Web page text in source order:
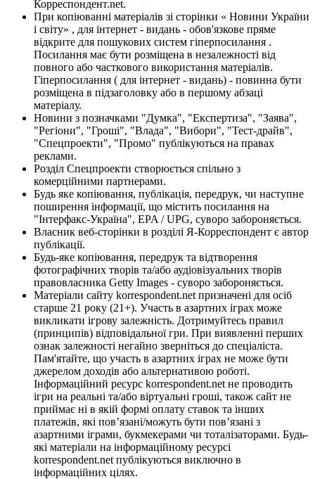
Корреспондент.net.
При копіюванні матеріалів зі сторінки « Новини України
і світу» , для інтернет - видань - обов'язкове пряме
відкрите для пошукових систем гіперпосилання .
Посилання має бути розміщена в незалежності від
повного або часткового використання матеріалів.
Гіперпосилання ( для інтернет - видань) - повинна бути
розміщена в підзаголовку або в першому абзаці
матеріалу.
Новини з позначками "Думка", "Експертиза", "Заява",
"Регіони", "Гроші", "Влада", "Вибори", "Тест-драйв",
"Спецпроекти", "Промо" публікуються на правах
реклами.
Розділ Спецпроекти створюється спільно з
комерційними партнерами.
Будь яке копіювання, публікація, передрук, чи наступне
поширення інформації, що містить посилання на
"Інтерфакс-Україна", EPA / UPG, суворо забороняється.
Власник веб-сторінки в розділі Я-Корреспондент є автор
публікації.
Будь-яке копіювання, передрук та відтворення
фотографічних творів та/або аудіовізуальних творів
правовласника Getty Images - суворо забороняється.
Матеріали сайту korrespondent.net призначені для осіб
старше 21 року (21+). Участь в азартних іграх може
викликати ігрову залежність. Дотримуйтесь правил
(принципів) відповідальної гри. При виявленні перших
ознак залежності негайно зверніться до спеціаліста.
Пам'ятайте, що участь в азартних іграх не може бути
джерелом доходів або альтернативою роботі.
Інформаційний ресурс korrespondent.net не проводить
ігри на реальні та/або віртуальні гроші, також сайт не
приймає ні в якій формі оплату ставок та інших
платежів, які пов’язані/можуть бути пов’язані з
азартними іграми, букмекерами чи тоталізаторами. Будь-
які матеріали на інформаційному ресурсі
korrespondent.net публікуються виключно в
інформаційних цілях.